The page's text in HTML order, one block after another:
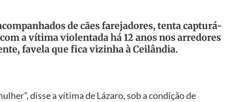
de cães farejadores, tenta capturá-
a vítima violentada há 12 anos nos arredores
favela que fica vizinha à Ceilândia.
disse a vítima de Lázaro, sob a condição de